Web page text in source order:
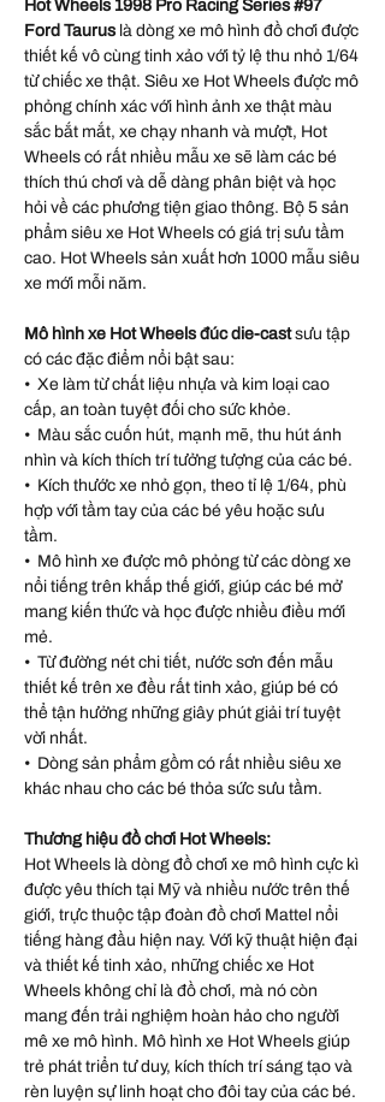
Hot Wheels 1998 Pro Racing Series #97
Ford Taurus là dòng xe mô hình đồ chơi được
thiết kế vô cùng tinh xảo với tỷ lệ thu nhỏ 1/64
từ chiếc xe thật. Siêu xe Hot Wheels được mô
phỏng chính xác với hình ảnh xe thật màu
sắc bắt mắt, xe chạy nhanh và mượt, Hot
Wheels có rất nhiều mẫu xe sẽ làm các bé
thích thú chơi và dễ dàng phân biệt và học
hỏi về các phương tiện giao thông. Bộ 5 sản
phẩm siêu xe Hot Wheels có giá trị sưu tầm
cao. Hot Wheels sản xuất hơn 1000 mẫu siêu
xe mới mỗi năm.
Mô hình xe Hot Wheels đúc die-castsưu tập
có các đặc điểm nổi bật sau:
• Xe làm từ chất liệu nhựa và kim loại cao
cấp, an toàn tuyệt đối cho sức khỏe.
• Màu sắc cuốn hút, mạnh mẽ, thu hút ánh
nhìn và kích thích trí tưởng tượng của các bé.
• Kích thước xe nhỏ gọn, theo tỉ lệ 1/64, phù
hợp với tầm tay của các bé yêu hoặc sưu
tầm.
• Mô hình xe được mô phỏng từ các dòng xe
nổi tiếng trên khắp thế giới, giúp các bé mở
mang kiến thức và học được nhiều điều mới
mẻ.
• Từ đường nét chi tiết, nước sơn đến mẫu
thiết kế trên xe đều rất tinh xảo, giúp bé có
thể tận hưởng những giây phút giải trí tuyệt
vời nhất.
• Dòng sản phẩm gồm có rất nhiều siêu xe
khác nhau cho các bé thỏa sức sưu tầm.
Thương hiệu đồ chơi Hot Wheels:
Hot Wheels là dòng đồ chơi xe mô hình cực kì
được yêu thích tại Mỹ và nhiều nước trên thế
giới, trực thuộc tập đoàn đồ chơi Mattel nổi
tiếng hàng đầu hiện nay. Với kỹ thuật hiện đại
và thiết kế tinh xảo, những chiếc xe Hot
Wheels không chỉ là đồ chơi, mà nó còn
mang đến trải nghiệm hoàn hảo cho người
mê xe mô hình. Mô hình xe Hot Wheels giúp
trẻ phát triển tư duy, kích thích trí sáng tạo và
rèn luyện sự linh hoạt cho đôi tay của các bé.